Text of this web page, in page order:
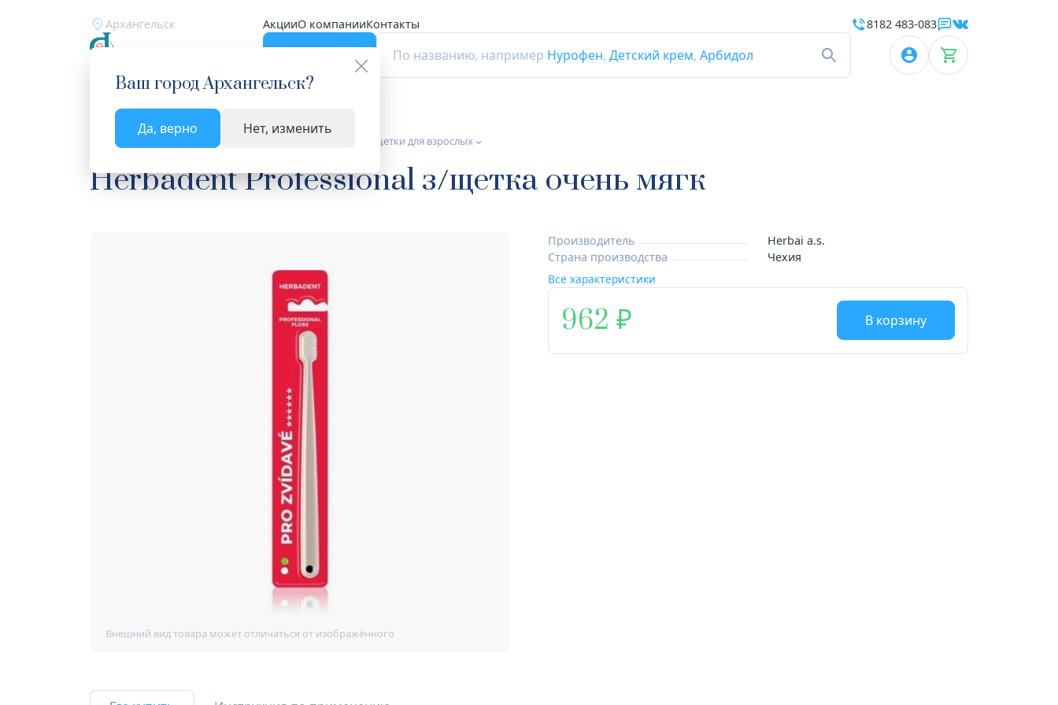
Архангельск АкцииО компанииКонтакты
По названию, например Нурофен, Детский крем, Арбидол
Ваш городАрхангельск?
Да, верно Нет, изменить
8182 483-083
Главная Каталог Уход за полостью рта Зубные щетки для взрослых
Herbadent Professional з/щетка очень мягк
Производитель
Herbai a.s.
Страна производства
Чехия
Все характеристики
962 В корзину